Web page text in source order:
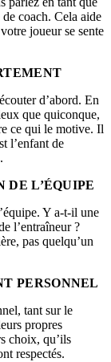
coach. Cela aide
joueur se sente
d’abord. En
que quiconque,
ce qui le motive. Il
l’enfant de
DE L’ÉQUIPE
Y a-t-il une
l’entraîneur ?
pas quelqu’un
PERSONNEL
tant sur le
propres
choix, qu’ils
respectés.